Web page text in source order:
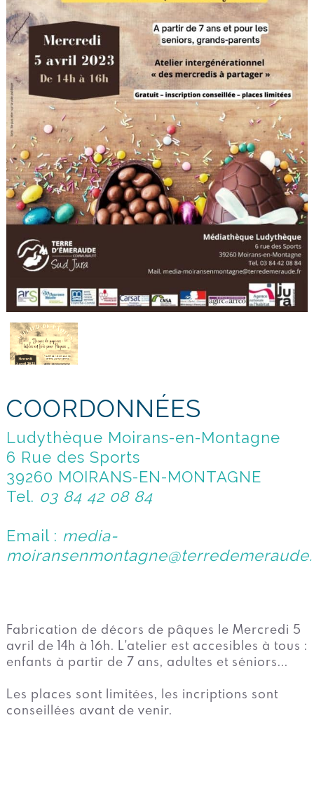
COORDONNÉES
Ludythèque Moirans-en-Montagne
6 Rue des Sports
39260 MOIRANS-EN-MONTAGNE
Tel. 03 84 42 08 84
Email : media-
Fabrication de décors de pâques le Mercredi 5
avril de 14h à 16h. L'atelier est accesibles à tous :
enfants à partir de 7 ans, adultes et séniors...
Les places sont limitées, les incriptions sont
conseillées avant de venir.